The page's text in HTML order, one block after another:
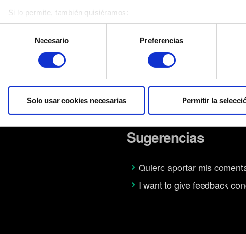
Si lo permite, también quisiéramos:
Recopilar información sobre su ubicación geográfica que
Identificar su dispositivo analizándolo activamente para
Obtenga más información sobre cómo se procesan sus datos
. Puede cambiar o retirar su consentimiento en cualquier
Algunas son necesarias para que funcionen los elementos de la
información técnica y sobre el contenido para que la web encaje
Encontrarás todos los detalles sobre nuestro uso de las cookies y
consentimiento
Necesario Preferencias
Solo usar cookies necesarias Permitir la
Recompensas de final de
Recursos para principiantes
Progreso en el modo
Glosario no oficial de
Sugerencias
Quiero aportar mis
I want to give feedback